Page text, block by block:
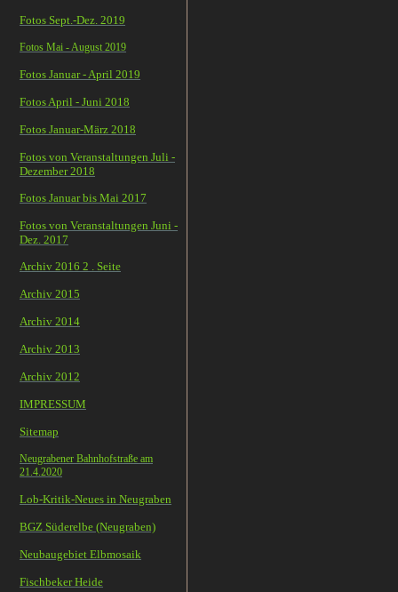
Fotos Sept.-Dez. 2019
Fotos Mai - August 2019
Fotos Januar - April 2019
Fotos April - Juni 2018
Fotos Januar-März 2018
Fotos von Veranstaltungen Juli -
Dezember 2018
Fotos Januar bis Mai 2017
Fotos von Veranstaltungen Juni -
Dez. 2017
Archiv 2016 2 . Seite
Archiv 2015
Archiv 2014
Archiv 2013
Archiv 2012
IMPRESSUM
Sitemap
Neugrabener Bahnhofstraße am
21.4.2020
Lob-Kritik-Neues in Neugraben
BGZ Süderelbe (Neugraben)
Neubaugebiet Elbmosaik
Fischbeker Heide